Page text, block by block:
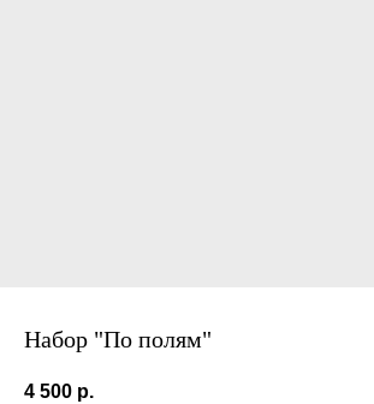
Набор "По полям"
4 500 р.